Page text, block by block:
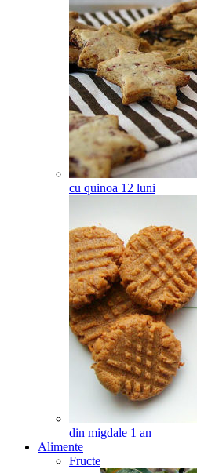
cu quinoa 12 luni
din migdale 1 an
Alimente
Fructe